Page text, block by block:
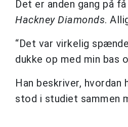
Det er anden gang på
Hackney Diamonds.
“Det var virkelig
dukke op med min bas
Han beskriver,
stod i studiet sammen